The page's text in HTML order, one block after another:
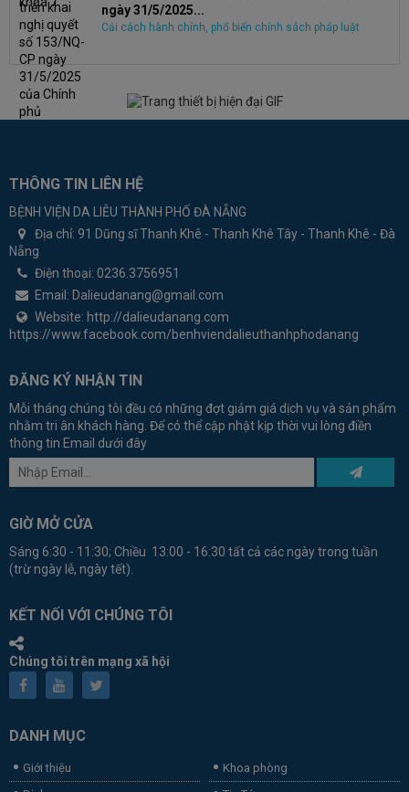
ngày 31/5/2025...
Cải cách hành chính, phổ biến chính sách pháp luật
THÔNG TIN LIÊN HỆ
BỆNH VIỆN DA LIỄU THÀNH PHỐ ĐÀ NẴNG
Địa chỉ: 91 Dũng sĩ Thanh Khê - Thanh Khê Tây - Thanh Khê - Đà
Nẵng
Điện thoại: 0236.3756951
Email: Dalieudanang@gmail.com
Website: http://dalieudanang.com
https://www.facebook.com/benhviendalieuthanhphodanang
ĐĂNG KÝ NHẬN TIN
Mỗi tháng chúng tôi đều có những đợt giảm giá dịch vụ và sản phẩm
nhằm tri ân khách hàng. Để có thể cập nhật kịp thời vui lòng điền
thông tin Email dưới đây
GIỜ MỞ CỬA
Sáng 6:30 - 11:30; Chiều 13:00 - 16:30 tất cả các ngày trong tuần
(trừ ngày lễ, ngày tết).
KẾT NỐI VỚI CHÚNG TÔI
Chúng tôi trên mạng xã hội
DANH MỤC
Giới thiệu
Khoa phòng